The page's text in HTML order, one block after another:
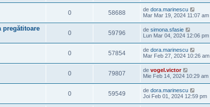
0 58688 de dora.marinescu
Mar Mar 19, 2024 11:07 am
pregătitoare
0 59796 de simona.sfasie
Lun Mar 04, 2024 12:06 pm
0 57854 de dora.marinescu
Mar Feb 27, 2024 10:26 am
0 79807 de vogel.victor
Mie Feb 14, 2024 10:29 am
0 59549 de dora.marinescu
Joi Feb 01, 2024 12:59 pm